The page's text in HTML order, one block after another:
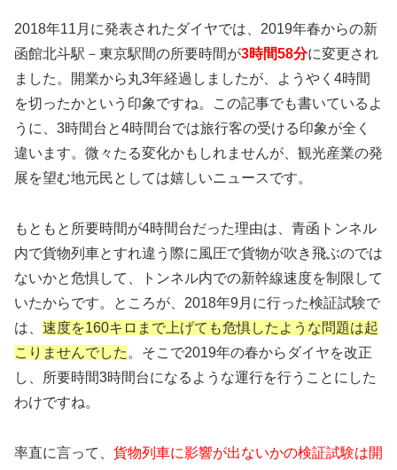
2018年11月に発表されたダイヤでは、2019年春からの新
函館北斗駅－東京駅間の所要時間が3時間58分に変更され
ました。開業から丸3年経過しましたが、ようやく4時間
を切ったかという印象ですね。この記事でも書いているよ
うに、3時間台と4時間台では旅行客の受ける印象が全く
違います。微々たる変化かもしれませんが、観光産業の発
展を望む地元民としては嬉しいニュースです。
もともと所要時間が4時間台だった理由は、青函トンネル
内で貨物列車とすれ違う際に風圧で貨物が吹き飛ぶのでは
ないかと危惧して、トンネル内での新幹線速度を制限して
いたからです。ところが、2018年9月に行った検証試験で
は、 速度を160キロまで上げても危惧したような問題は起
こりませんでした 。そこで2019年の春からダイヤを改正
し、所要時間3時間台になるような運行を行うことにした
わけですね。
率直に言って、 貨物列車に影響が出ないかの検証試験は開